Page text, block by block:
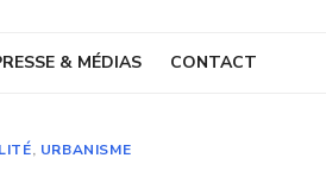
& MÉDIAS CONTACT
, URBANISME